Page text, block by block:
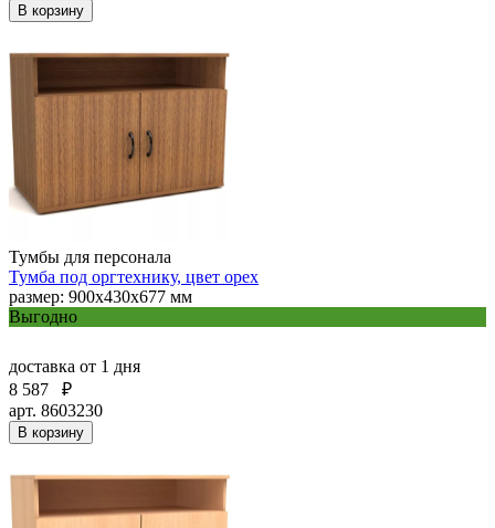
В корзину
Тумбы для персонала
Тумба под оргтехнику, цвет орех
размер: 900х430х677 мм
Выгодно
доставка от 1 дня
8 587
₽
арт. 8603230
В корзину